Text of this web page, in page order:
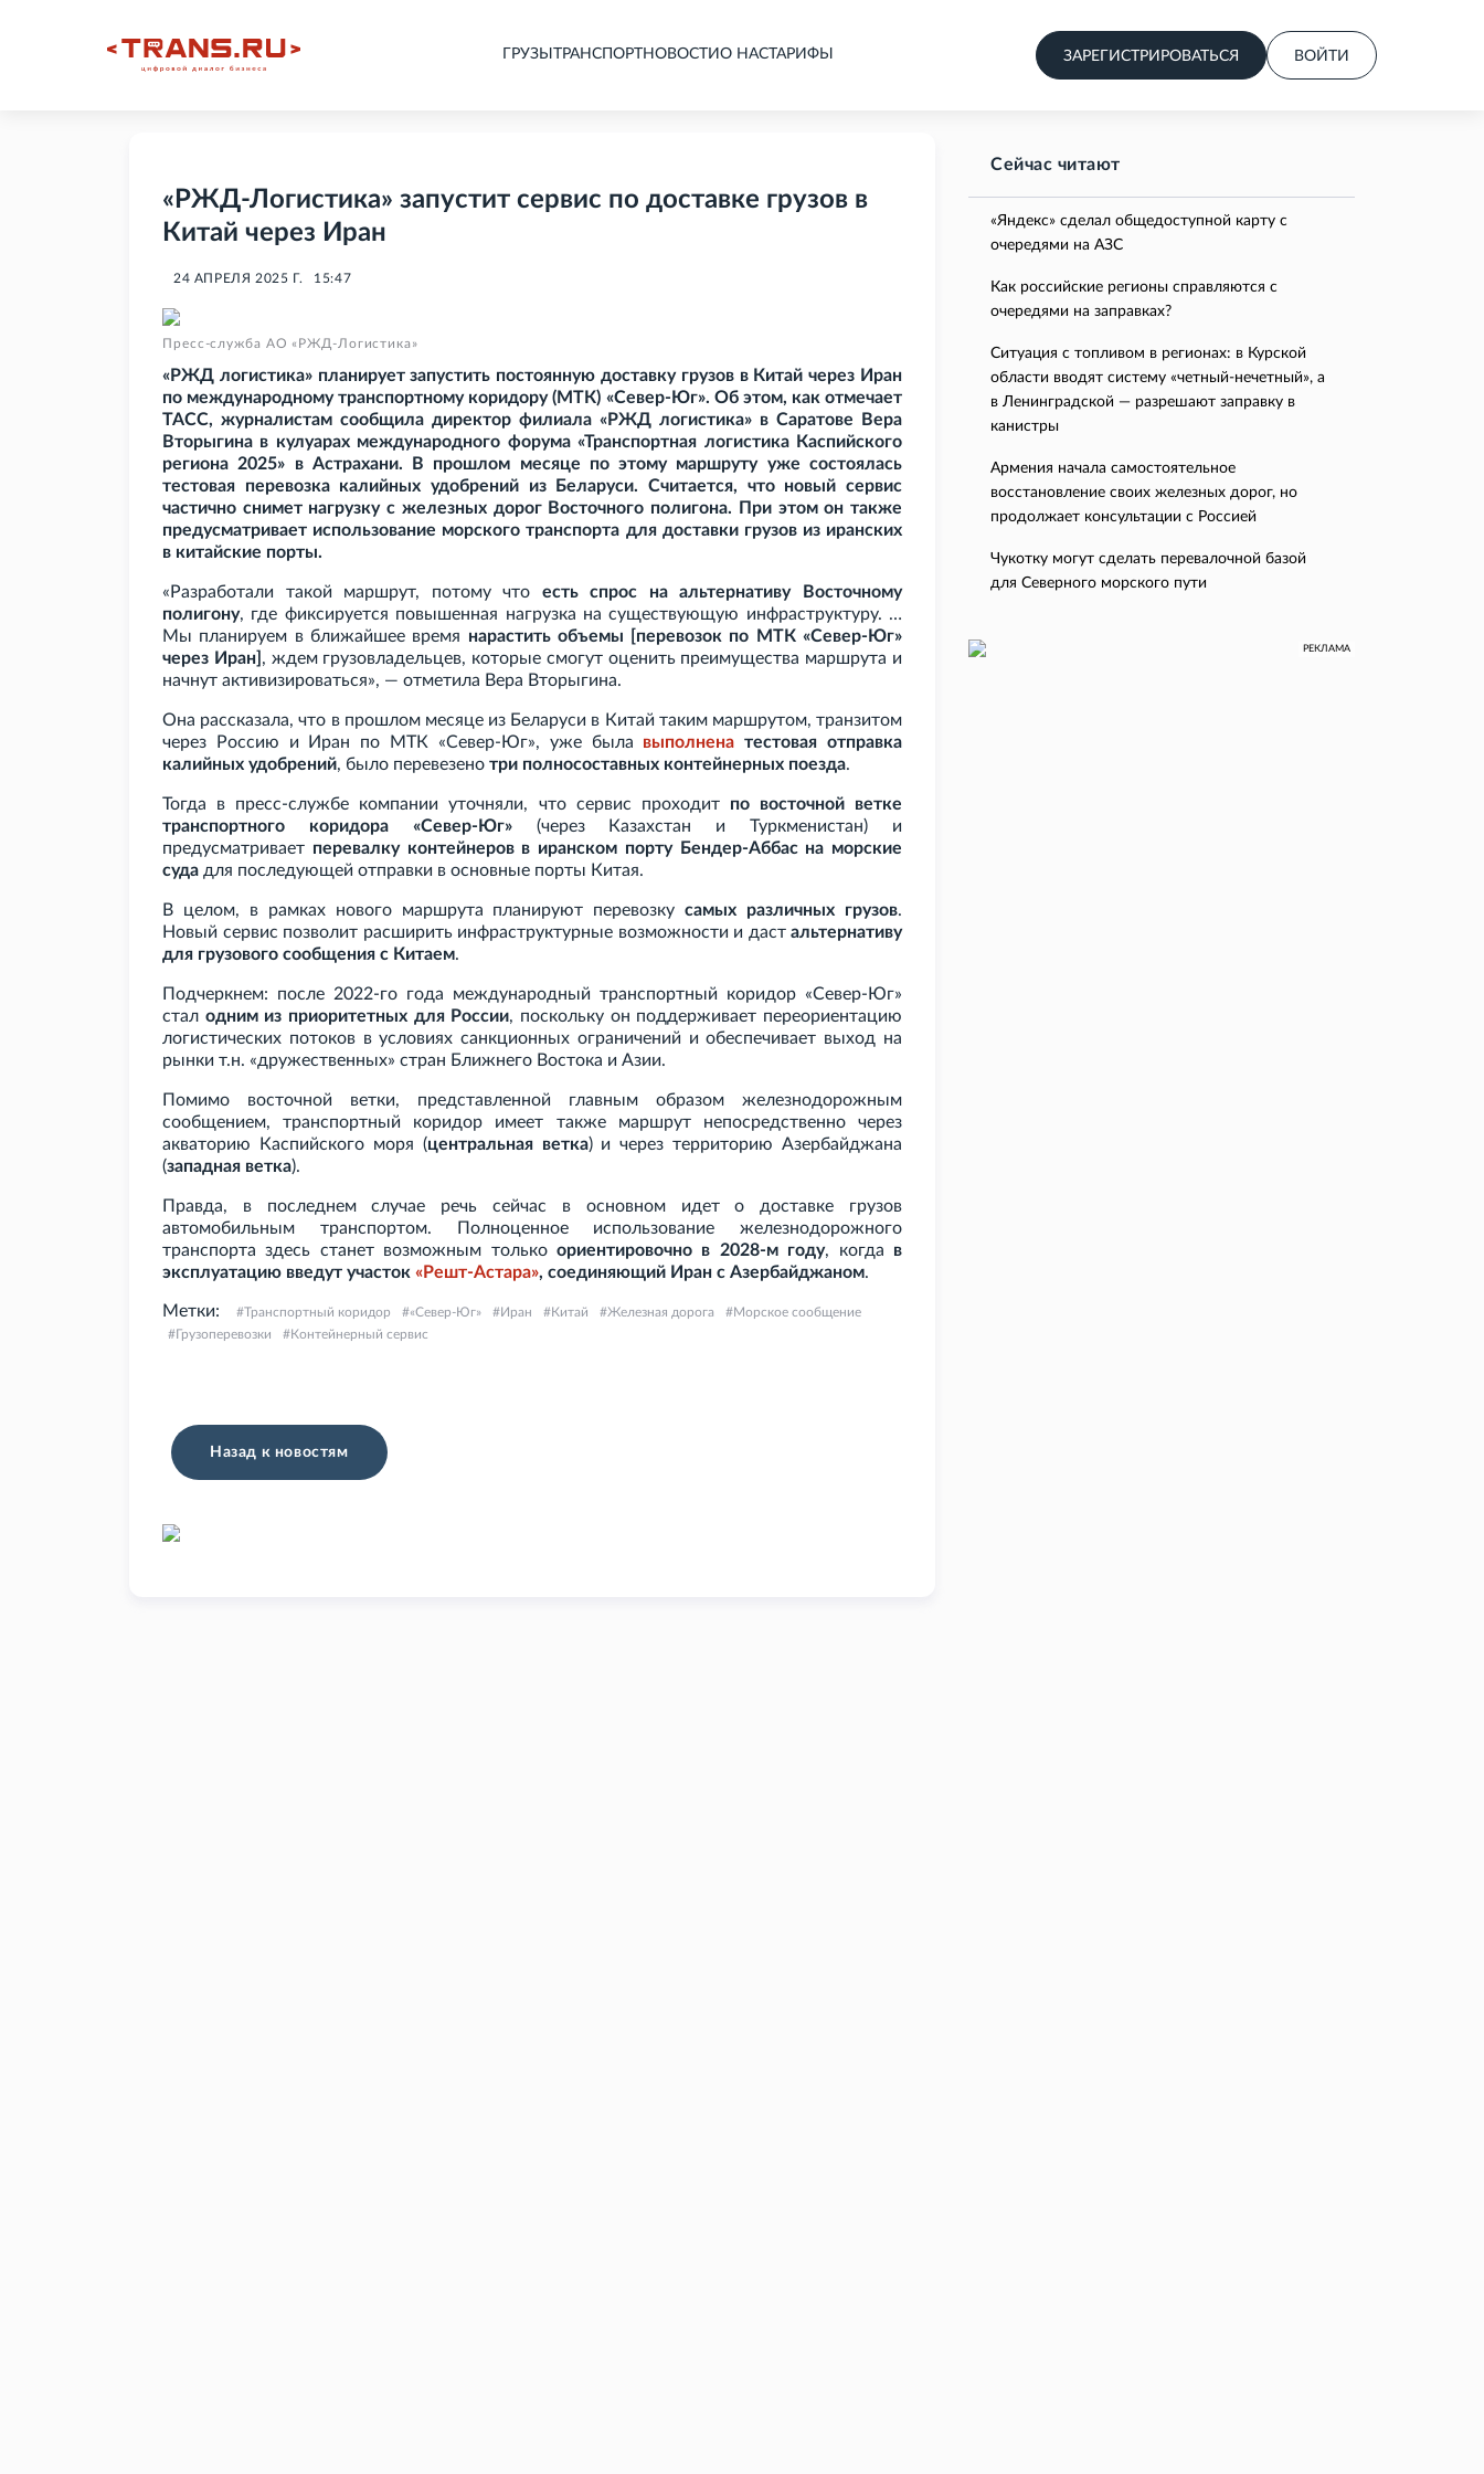
ГРУЗЫ ТРАНСПОРТНОВОСТИ О НАСТАРИФЫ ЗАРЕГИСТРИРОВАТЬСЯ ВОЙТИ
«РЖД-Логистика» запустит сервис по доставке грузов в
Китай через Иран
24 АПРЕЛЯ 2025 Г. 15:47
Пресс-служба АО «РЖД-Логистика»
«РЖД логистика» планирует запустить постоянную доставку грузов в Китай через Иран
по международному транспортному коридору (МТК) «Север-Юг». Об этом, как отмечает
ТАСС, журналистам сообщила директор филиала «РЖД логистика» в Саратове Вера
Вторыгина в кулуарах международного форума «Транспортная логистика Каспийского
региона 2025» в Астрахани. В прошлом месяце по этому маршруту уже состоялась
тестовая перевозка калийных удобрений из Беларуси. Считается, что новый сервис
частично снимет нагрузку с железных дорог Восточного полигона. При этом он также
предусматривает использование морского транспорта для доставки грузов из иранских
в китайские порты.
«Разработали такой маршрут, потому что есть спрос на альтернативу Восточному
полигону, где фиксируется повышенная нагрузка на существующую инфраструктуру. …
Мы планируем в ближайшее время нарастить объемы [перевозок по МТК «Север-Юг»
через Иран] , ждем грузовладельцев, которые смогут оценить преимущества маршрута и
начнут активизироваться», — отметила Вера Вторыгина.
Она рассказала, что в прошлом месяце из Беларуси в Китай таким маршрутом, транзитом
через Россию и Иран по МТК «Север-Юг», уже была выполнена тестовая отправка
калийных удобрений, было перевезено три полносоставных контейнерных поезда.
Тогда в пресс-службе компании уточняли, что сервис проходит по восточной ветке
транспортного коридора «Север-Юг»(через Казахстан и Туркменистан) и
предусматривает перевалку контейнеров в иранском порту Бендер-Аббас на морские
суда для последующей отправки в основные порты Китая.
В целом, в рамках нового маршрута планируют перевозкусамых различных грузов.
Новый сервис позволит расширить инфраструктурные возможности и даст альтернативу
для грузового сообщения с Китаем.
Подчеркнем: после 2022-го года международный транспортный коридор «Север-Юг»
стал одним из приоритетных для России, поскольку он поддерживает переориентацию
логистических потоков в условиях санкционных ограничений и обеспечивает выход на
рынки т.н. «дружественных» стран Ближнего Востока и Азии.
Помимо восточной ветки, представленной главным образом железнодорожным
сообщением, транспортный коридор имеет также маршрут непосредственно через
акваторию Каспийского моря (центральная ветка) и через территорию Азербайджана
(западная ветка).
Правда, в последнем случае речь сейчас в основном идет о доставке грузов
автомобильным транспортом. Полноценное использование железнодорожного
транспорта здесь станет возможным только ориентировочно в 2028-м году, когда в
эксплуатацию введут участок «Решт-Астара», соединяющий Иран с Азербайджаном.
Метки: Транспортный коридор «Север-Юг» Иран Китай Железная дорога
Морское сообщение
Грузоперевозки
Контейнерный сервис
Назад к новостям
Сейчас читают
«Яндекс» сделал общедоступной карту с
очередями на АЗС
Как российские регионы справляются с
очередями на заправках?
Ситуация с топливом в регионах: в Курской
области вводят систему «четный-нечетный», а
в Ленинградской — разрешают заправку в
канистры
Армения начала самостоятельное
восстановление своих железных дорог, но
продолжает консультации с Россией
Чукотку могут сделать перевалочной базой
для Северного морского пути
РЕКЛАМА